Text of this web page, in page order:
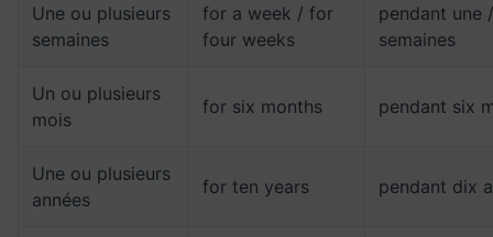
Une ou plusieurs
semaines
for a week / for
four weeks
pendant une
semaines
Un ou plusieurs
mois
for six months pendant six
Une ou plusieurs
années
for ten years pendant dix